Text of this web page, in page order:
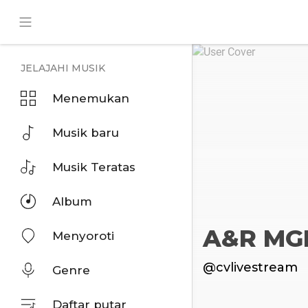
JELAJAHI MUSIK
Menemukan
Musik baru
Musik Teratas
Album
Menyoroti
Genre
Daftar putar
A&R
@cvlivestream